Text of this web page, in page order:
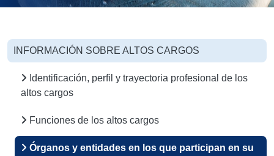
INFORMACIÓN SOBRE ALTOS CARGOS
Identificación, perfil y trayectoria profesional de los
altos cargos
Funciones de los altos cargos
Órganos y entidades en los que participan en su